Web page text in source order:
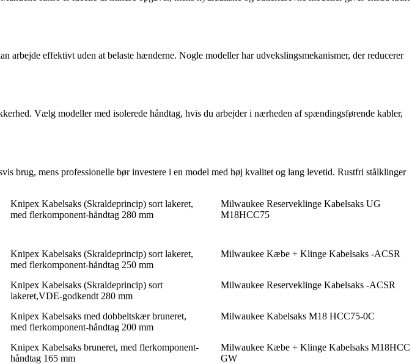
effektivt uden at belaste hænderne. Nogle modeller har udvekslingsmekanismer, der reducerer
Vælg modeller med isolerede håndtag, hvis du arbejder i nærheden af spændingsførende kabler,
brug, mens professionelle bør investere i en model med høj kvalitet og lang levetid. Rustfri stålklinger
Knipex Kabelsaks (Skraldeprincip) sort lakeret,
med flerkomponent-håndtag 280 mm
Milwaukee Reserveklinge Kabelsaks UG
M18HCC75
Knipex Kabelsaks (Skraldeprincip) sort lakeret,
med flerkomponent-håndtag 250 mm
Milwaukee Kæbe + Klinge Kabelsaks -ACSR
Knipex Kabelsaks (Skraldeprincip) sort
lakeret,VDE-godkendt 280 mm
Milwaukee Reserveklinge Kabelsaks -ACSR
Knipex Kabelsaks med dobbeltskær bruneret,
med flerkomponent-håndtag 200 mm
Milwaukee Kabelsaks M18 HCC75-0C
Knipex Kabelsaks bruneret, med flerkomponent-
håndtag 165 mm
Milwaukee Kæbe + Klinge Kabelsaks M18HCC
GW